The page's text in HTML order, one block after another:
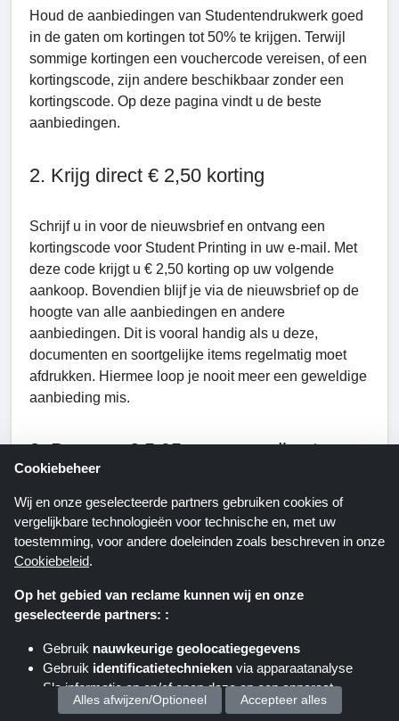
Houd de aanbiedingen van Studеntеndrukwerk goed
in de gaten om kortingen tot 50% te krijgen. Terwijl
sommige kortingen een vouchercode vereisen, of een
kortingscode, zijn andere beschikbaar zonder een
kortingscode. Op deze pagina vindt u de beste
aanbiedingen.
2. Krijg direct € 2,50 korting
Schrijf u in voor de nieuwsbrief en ontvang een
kortingscode voor Student Printing in uw e-mail. Met
deze code krijgt u € 2,50 korting op uw volgende
aankoop. Bovendien blijf je via de nieuwsbrief op de
hoogte van alle aanbiedingen en andere
aanbiedingen. Dit is vooral handig als u deze,
documenten en soortgelijke items regelmatig moet
afdrukken. Hiermee loop je nooit meer een geweldige
aanbieding mis.
3. Bespaar € 5,95 op verzendkosten
De verzendkosten bij deze webshop variëren van €
3,95 tot € 4,95. Bij bestellingen boven € 35,- betaalt u
echter geen verzendkosten. Als de waarde van uw
bestelling net onder deze drempel ligt, controleer dan
of er een kortingscode is die gratis verzending van uw
aankoop biedt. De levertijd van elk product staat bij
uitgaan dat uw bestelling binnen een dag wordt
afgeleverd, maar doorgaans binnen drie dagen.
Cookiebeheer
Wij en onze geselecteerde partners gebruiken cookies of
vergelijkbare technologieën voor technische en, met uw
toestemming, voor andere doeleinden zoals beschreven in onze
Cookiebeleid.
Op het gebied van reclame kunnen wij en onze
geselecteerde partners: :
Gebruik nauwkeurige geolocatiegegevens
Gebruik identificatietechnieken via apparaatanalyse
Sla informatie op en/of open deze op een apparaat
Alles afwijzen/Optioneel Accepteer alles